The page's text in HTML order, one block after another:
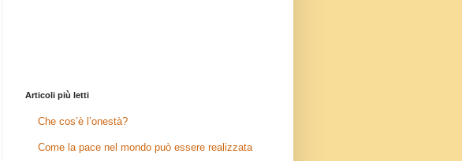
Articoli più letti
Che cos’è l’onestà?
Come la pace nel mondo può essere realizzata